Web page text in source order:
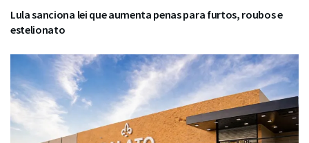
Lula sanciona lei que aumenta penas para furtos, roubos e
estelionato